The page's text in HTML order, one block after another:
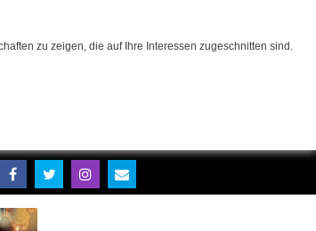
zu zeigen, die auf Ihre Interessen zugeschnitten sind.